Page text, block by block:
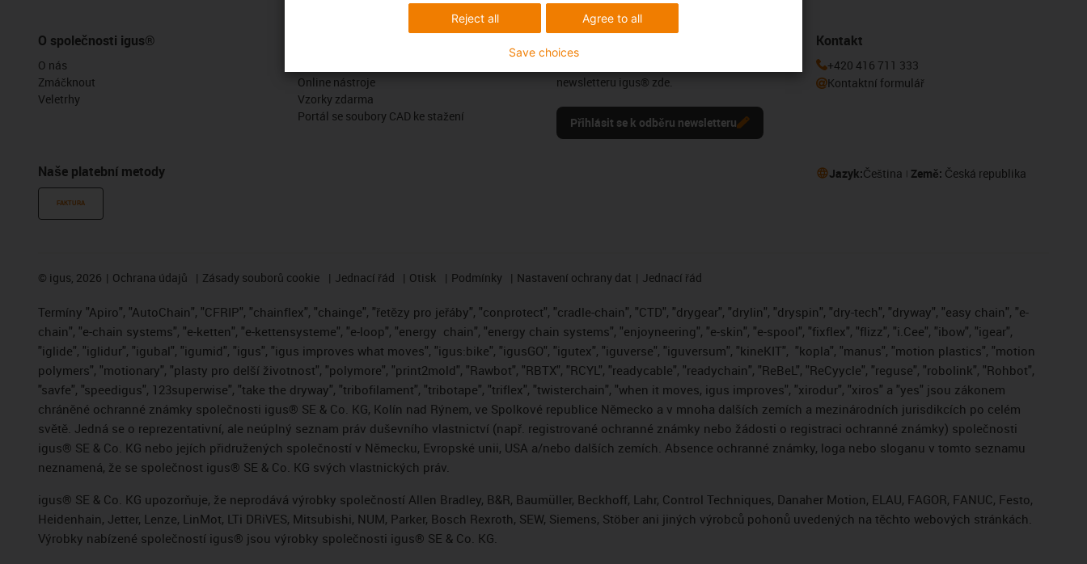
O společnosti igus®
O nás
Zmáčknout
Veletrhy
Naše platební metody
FAKTURA
Online nástroje
Vzorky zdarma
Portál se soubory CAD ke stažení
newsletteru igus® zde.
Přihlásit se k odběru newsletteru
Kontakt
+420 416 711 333
Kontaktní formulář
Jazyk:Čeština Země: Česká republika
© igus, 2026 Ochrana údajů Zásady souborů cookie Jednací řád Otisk Podmínky Nastavení ochrany dat Jednací řád
Termíny "Apiro", "AutoChain", "CFRIP", "chainflex", "chainge", "řetězy pro jeřáby", "conprotect", "cradle-chain", "CTD", "drygear", "drylin", "dryspin", "dry-tech", "dryway", "easy chain", "e-
chain", "e-chain systems", "e-ketten", "e-kettensysteme", "e-loop", "energy chain", "energy chain systems", "enjoyneering", "e-skin", "e-spool", "fixflex", "flizz", "i.Cee", "ibow", "igear",
"iglide", "iglidur", "igubal", "igumid", "igus", "igus improves what moves", "igus:bike", "igusGO", "igutex", "iguverse", "iguversum", "kineKIT", "kopla", "manus", "motion plastics", "motion
polymers", "motionary", "plasty pro delší životnost", "polymore", "print2mold", "Rawbot", "RBTX", "RCYL", "readycable", "readychain", "ReBeL", "ReCyycle", "reguse", "robolink", "Rohbot",
"savfe", "speedigus", 123superwise", "take the dryway", "tribofilament", "tribotape", "triflex", "twisterchain", "when it moves, igus improves", "xirodur", "xiros" a "yes" jsou zákonem
chráněné ochranné známky společnosti igus® SE & Co. KG, Kolín nad Rýnem, ve Spolkové republice Německo a v mnoha dalších zemích a mezinárodních jurisdikcích po celém
světě. Jedná se o reprezentativní, ale neúplný seznam práv duševního vlastnictví (např. registrované ochranné známky nebo žádosti o registraci ochranné známky) společnosti
igus® SE & Co. KG nebo jejích přidružených společností v Německu, Evropské unii, USA a/nebo dalších zemích. Absence ochranné známky, loga nebo sloganu v tomto seznamu
neznamená, že se společnost igus® SE & Co. KG svých vlastnických práv.
igus® SE & Co. KG upozorňuje, že neprodává výrobky společností Allen Bradley, B&R, Baumüller, Beckhoff, Lahr, Control Techniques, Danaher Motion, ELAU, FAGOR, FANUC, Festo,
Heidenhain, Jetter, Lenze, LinMot, LTi DRiVES, Mitsubishi, NUM, Parker, Bosch Rexroth, SEW, Siemens, Stöber ani jiných výrobců pohonů uvedených na těchto webových stránkách.
Výrobky nabízené společností igus® jsou výrobky společnosti igus® SE & Co. KG.
Agree to all
Reject all
Save choices